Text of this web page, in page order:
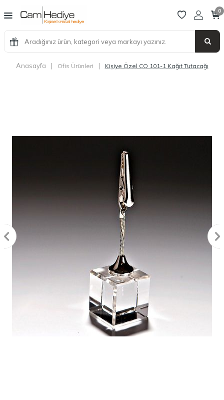
0
Anasayfa | Ofis Ürünleri | Kişiye Özel CO 101-1 Kağıt Tutacağı